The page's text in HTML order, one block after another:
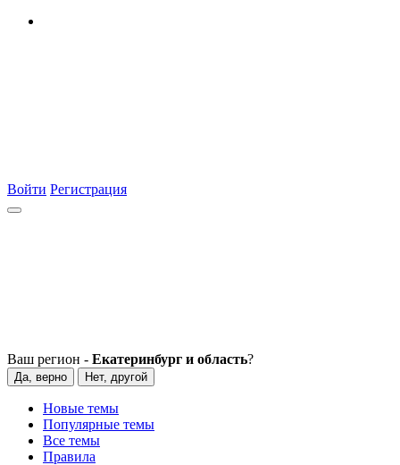
Войти Регистрация
Ваш регион - Екатеринбург и область?
Да, верно Нет, другой
Новые темы
Популярные темы
Все темы
Правила